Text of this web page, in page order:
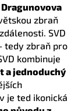
Dragunovova
zbraň
SVD
tedy zbraň pro
kombinuje
a jednoduchý
je ted ikonická